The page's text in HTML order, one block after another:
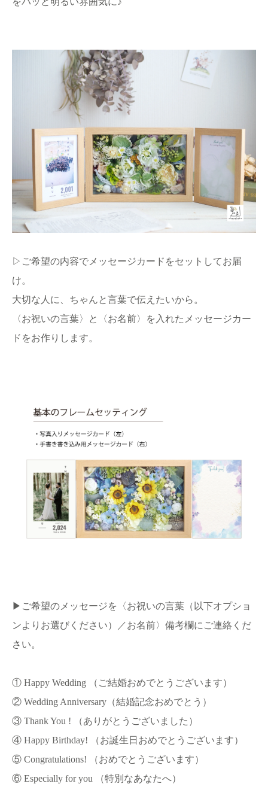
▷ご希望の内容でメッセージカードをセットしてお届
け。
大切な人に、ちゃんと言葉で伝えたいから。
〈お祝いの言葉〉と〈お名前〉を入れたメッセージカー
ドをお作りします。
▶︎ご希望のメッセージを〈お祝いの言葉（以下オプショ
ンよりお選びください）／お名前〉備考欄にご連絡くだ
さい。
① Happy Wedding （ご結婚おめでとうございます）
② Wedding Anniversary（結婚記念おめでとう）
③ Thank You ! （ありがとうございました）
④ Happy Birthday! （お誕生日おめでとうございます）
⑤ Congratulations! （おめでとうございます）
⑥ Especially for you （特別なあなたへ）